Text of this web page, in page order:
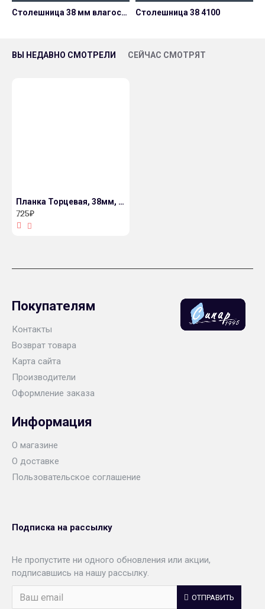
Столешница 38 мм влагостойкая декор 2946/R Галия Столешница 38 4100
ВЫ НЕДАВНО СМОТРЕЛИ СЕЙЧАС СМОТРЯТ
Планка Торцевая, 38мм, R9, Галия, 600мм с открытым завалом
725₽
Покупателям
Контакты
Возврат товара
Карта сайта
Производители
Оформление заказа
Информация
О магазине
О доставке
Пользовательское соглашение
Подписка на рассылку
Не пропустите ни одного обновления или акции,
подписавшись на нашу рассылку.
ОТПРАВИТЬ